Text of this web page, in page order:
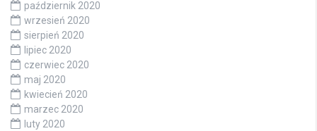
październik 2020
wrzesień 2020
sierpień 2020
lipiec 2020
czerwiec 2020
maj 2020
kwiecień 2020
marzec 2020
luty 2020